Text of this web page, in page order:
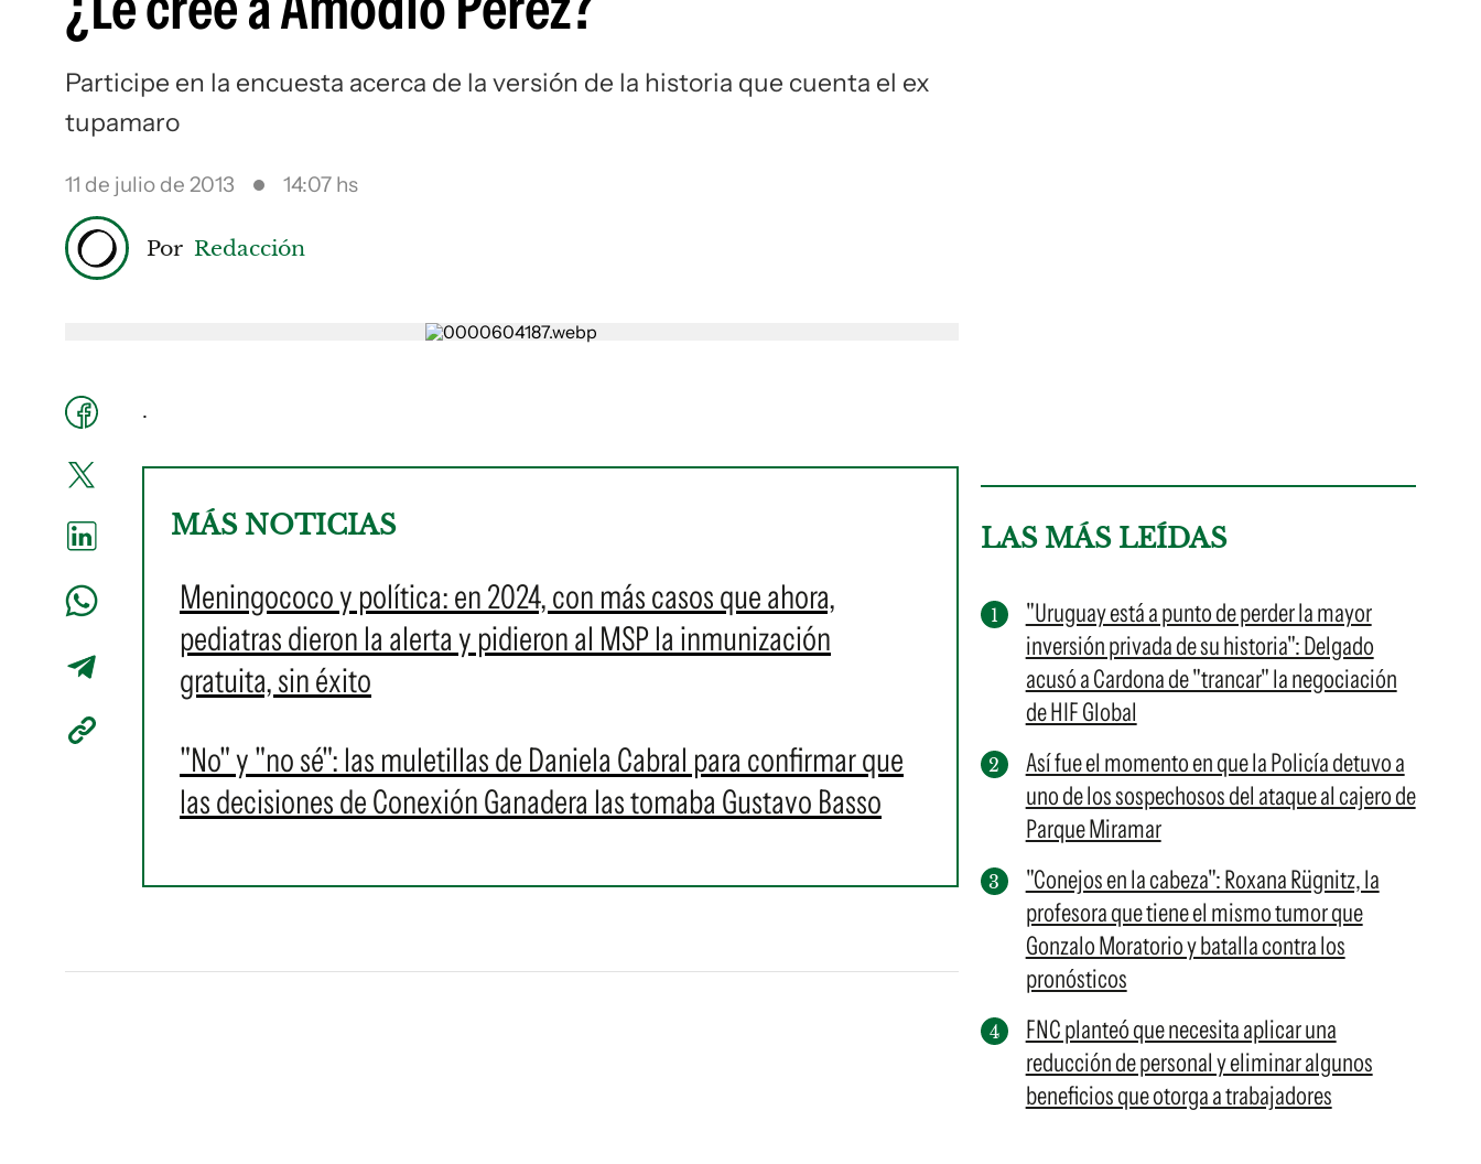
Participe en la encuesta acerca de la versión de la historia que cuenta el ex
tupamaro
11 de julio de 2013 14:07 hs
Por Redacción
.
MÁS NOTICIAS
Meningococo y política: en 2024, con más casos que ahora,
pediatras dieron la alerta y pidieron al MSP la inmunización
gratuita, sin éxito
"No" y "no sé": las muletillas de Daniela Cabral para confirmar que
las decisiones de Conexión Ganadera las tomaba Gustavo Basso
LAS MÁS LEÍDAS
"Uruguay está a punto de perder la mayor
inversión privada de su historia": Delgado
acusó a Cardona de "trancar" la negociación
de HIF Global
Así fue el momento en que la Policía detuvo a
uno de los sospechosos del ataque al cajero de
Parque Miramar
"Conejos en la cabeza": Roxana Rügnitz, la
profesora que tiene el mismo tumor que
Gonzalo Moratorio y batalla contra los
pronósticos
FNC planteó que necesita aplicar una
reducción de personal y eliminar algunos
beneficios que otorga a trabajadores